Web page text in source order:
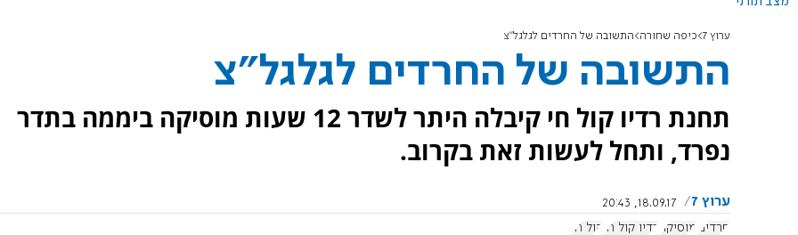
ערוץ 7 כיפה שחורה התשובה של החרדים לגלגל"צ
התשובה של החרדים לגלגל"צ
תחנת רדיו קול חי קיבלה היתר לשדר 12 שעות מוסיקה ביממה בתדר
נפרד, ותחל לעשות זאת בקרוב.
ערוץ 7
18.09.17, 20:43
חרדים מוסיקה רדיו קול חי קול חי